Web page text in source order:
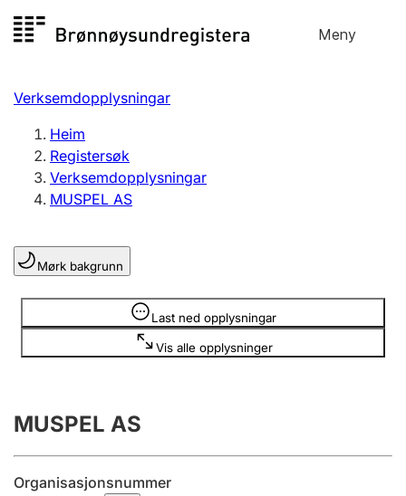
til
Meny
Registersøk
Aksjeselskap
Enkeltpersonføretak
Registrere, endre, slette
Lag og foreining
Registrere, endre, slette
Årsrekneskap
Innsending og forseinkingsgebyr
Verksemdopplysningar
Heim
Registersøk
Verksemdopplysningar
MUSPEL AS
Mørk bakgrunn
Last ned opplysningar
Vis alle opplysninger
Opplysninger er skjult
MUSPEL AS
Organisasjonsnummer